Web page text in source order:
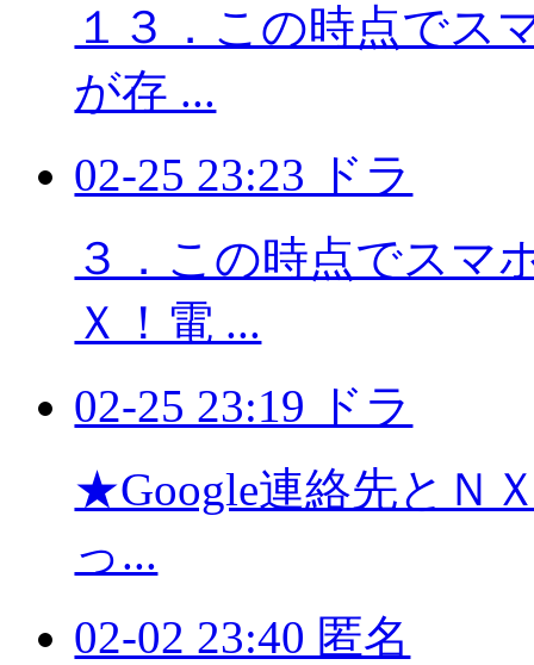
１３．この時点でス
が存 ...
02-25 23:23 ドラ
３．この時点でスマ
Ｘ！電 ...
02-25 23:19 ドラ
★Google連絡先とＮ
っ...
02-02 23:40 匿名